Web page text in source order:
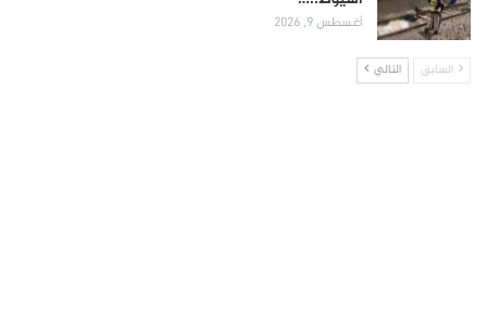
أغسطس 9, 2026
السابق التالي